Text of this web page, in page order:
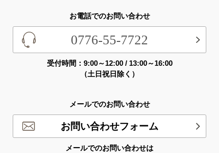
お電話でのお問い合わせ
0776-55-7722
受付時間：9:00～12:00 / 13:00～16:00
（土日祝日除く）
メールでのお問い合わせ
お問い合わせフォーム
メールでのお問い合わせは